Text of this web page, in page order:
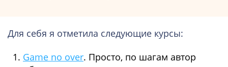
Для себя я отметила следующие курсы:
Game no over. Просто, по шагам автор